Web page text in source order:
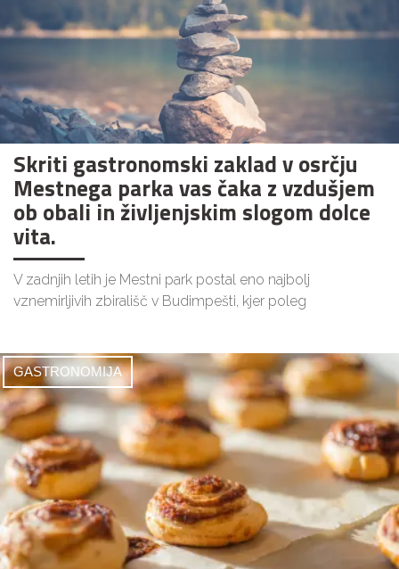
Skriti gastronomski zaklad v osrčju
Mestnega parka vas čaka z vzdušjem
ob obali in življenjskim slogom dolce
vita.
V zadnjih letih je Mestni park postal eno najbolj
vznemirljivih zbirališč v Budimpešti, kjer poleg
GASTRONOMIJA